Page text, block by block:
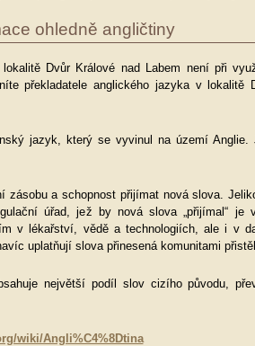
ohledně angličtiny
Dvůr Králové nad Labem není při
překladatele anglického jazyka v lokalitě
jazyk, který se vyvinul na území Anglie.
zásobu a schopnost přijímat nová slova.
úřad, jež by nová slova „přijímal“ je
v lékařství, vědě a technologiích, ale i v
uplatňují slova přinesená komunitami
největší podíl slov cizího původu,
wiki/Angli%C4%8Dtina